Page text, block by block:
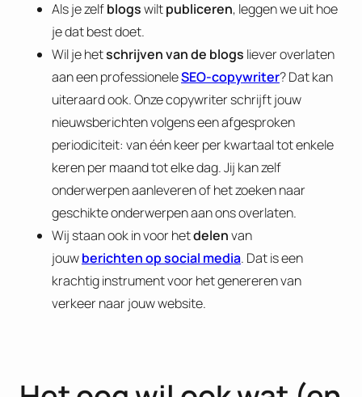
Als je zelfblogswiltpubliceren, leggen we uit hoe
je dat best doet.
Wil je hetschrijven van de blogs liever overlaten
aan een professioneleSEO-copywriter? Dat kan
uiteraard ook. Onze copywriter schrijft jouw
nieuwsberichten volgens een afgesproken
periodiciteit: van één keer per kwartaal tot enkele
keren per maand tot elke dag. Jij kan zelf
onderwerpen aanleveren of het zoeken naar
geschikte onderwerpen aan ons overlaten.
Wij staan ook in voor hetdelenvan
jouwberichten op social media. Dat is een
krachtig instrument voor het genereren van
verkeer naar jouw website.